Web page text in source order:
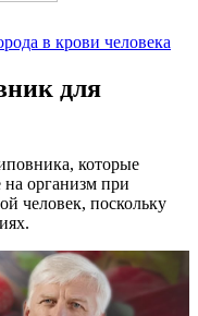
в крови человека
для
которые
на организм при
человек, поскольку